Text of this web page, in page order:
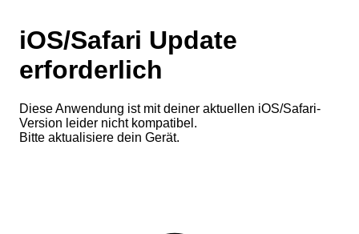
iOS/Safari Update
erforderlich
Diese Anwendung ist mit deiner aktuellen iOS/Safari-
Version leider nicht kompatibel.
Bitte aktualisiere dein Gerät.